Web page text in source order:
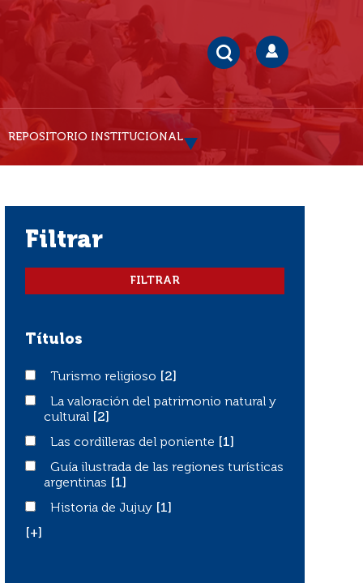
REPOSITORIO INSTITUCIONAL
filtrar
Títulos
Turismo religioso
Turismo religioso
[2]
La valoración del patrimonio natural y cultural
La valoración del patrimonio natural y
cultural
[2]
Las cordilleras del poniente
Las cordilleras del poniente
[1]
Guía ilustrada de las regiones turísticas argentinas
Guía ilustrada de las regiones turísticas
argentinas
[1]
Historia de Jujuy
Historia de Jujuy
[1]
[+]